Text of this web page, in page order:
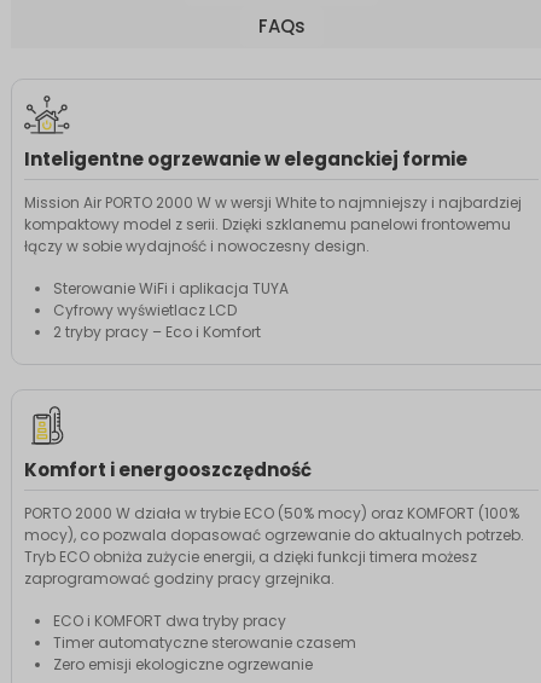
FAQs
Inteligentne ogrzewanie w eleganckiej formie
Mission Air PORTO 2000 W w wersji White to najmniejszy i najbardziej
kompaktowy model z serii. Dzięki szklanemu panelowi frontowemu
łączy w sobie wydajność i nowoczesny design.
Sterowanie WiFi i aplikacja TUYA
Cyfrowy wyświetlacz LCD
2 tryby pracy – Eco i Komfort
Komfort i energooszczędność
PORTO 2000 W działa w trybie ECO (50% mocy) oraz KOMFORT (100%
mocy), co pozwala dopasować ogrzewanie do aktualnych potrzeb.
Tryb ECO obniża zużycie energii, a dzięki funkcji timera możesz
zaprogramować godziny pracy grzejnika.
ECO i KOMFORT dwa tryby pracy
Timer automatyczne sterowanie czasem
Zero emisji ekologiczne ogrzewanie